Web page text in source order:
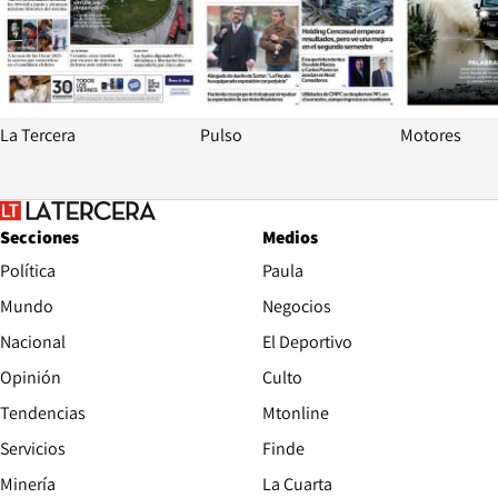
La Tercera Pulso Motores
Secciones
Política
Mundo
Nacional
Opinión
Tendencias
Servicios
Minería
Medios
Paula
Negocios
El Deportivo
Culto
Mtonline
Finde
La Cuarta